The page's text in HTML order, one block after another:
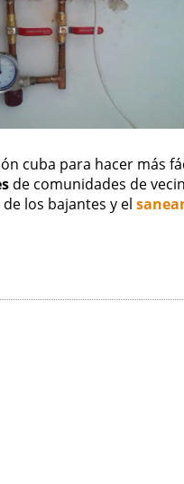
cuba para hacer más
de comunidades de
los bajantes y el